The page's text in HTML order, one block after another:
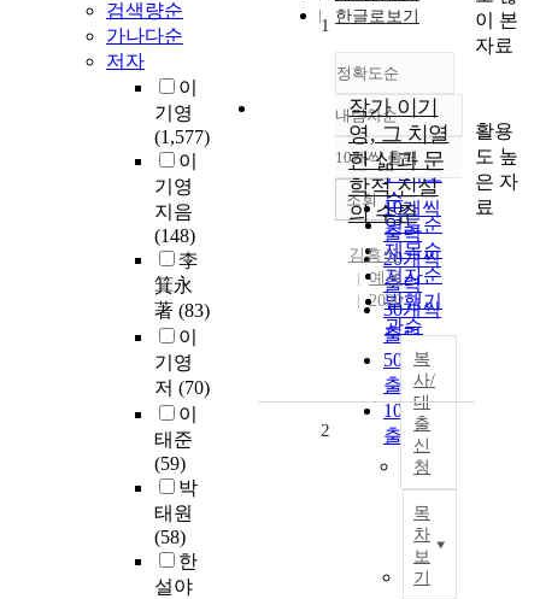
검색량순
가나다순
저자
이
기영
(1,577)
이
기영
지음
(148)
李
箕永
著 (83)
이
기영
저 (70)
이
태준
(59)
박
태원
(58)
한
설야
한글로보기
정확도순
정확도
순
인기도
순
연도순
제목순
저자순
발행기
관순
내림차순
내림차순
10개씩 출력
10개씩
출력
20개씩
출력
30개씩
출력
50개씩
출력
100개씩
출력
조회
1
작가 이기
영, 그 치열
한 삶과 문
학적 진실
의 수준
김흥식
예옥
2020
복
사/
대
출
신
청
목
차
보
기
2
이 본
자료
활용
도 높
은 자
료